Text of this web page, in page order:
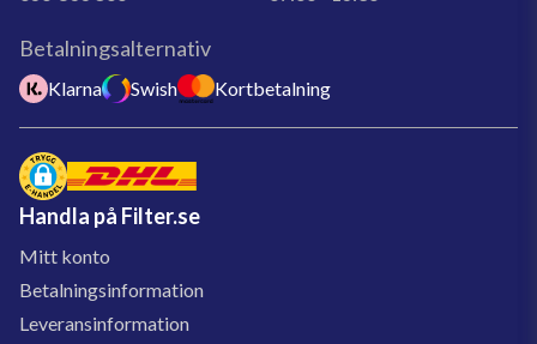
Betalningsalternativ
Klarna Swish Kortbetalning
Handla på Filter.se
Mitt konto
Betalningsinformation
Leveransinformation